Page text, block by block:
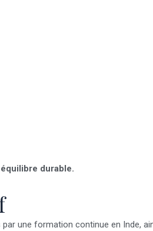
durable.
une formation continue en Inde,